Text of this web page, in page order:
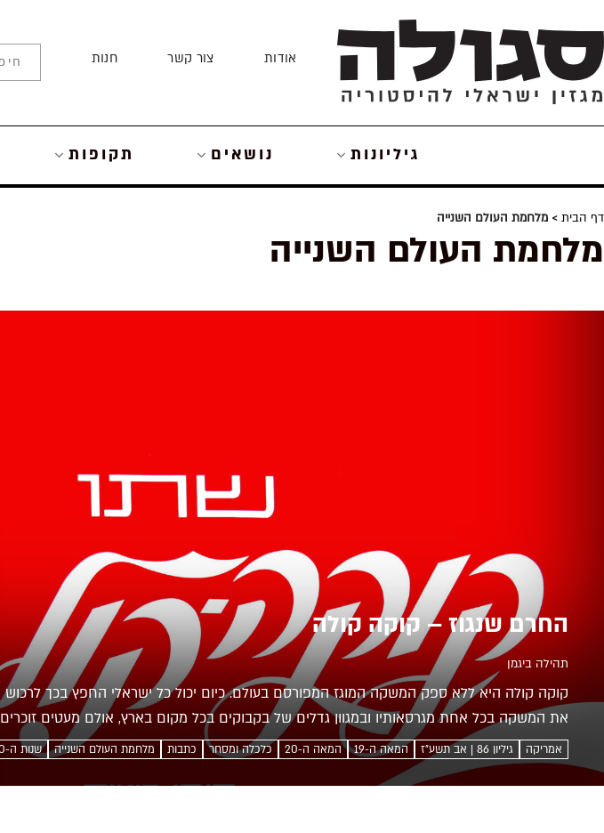
to
content
אודות צור קשר חנות
גיליונות נושאים תקופות
דף הבית > מלחמת העולם השנייה
מלחמת העולם השנייה
החרם שנגוז – קוקה קולה
תהילה ביגמן
קוקה קולה היא ללא ספק המשקה המוגז המפורסם בעולם. כיום יכול כל ישראלי החפץ בכך לרכוש
את המשקה בכל אחת מגרסאותיו ובמגוון גדלים של בקבוקים בכל מקום בארץ, אולם מעטים זוכרים
כי עד שלהי שנות...
אמריקה גיליון 86 | אב תשע"ז המאה ה-19 המאה ה-20 כלכלה ומסחר כתבות מלחמת העולם השנייה שנות ה-60